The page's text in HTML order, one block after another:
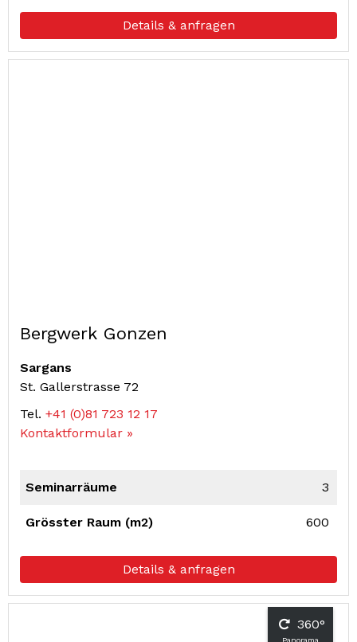
Details & anfragen
Bergwerk Gonzen
Sargans
St. Gallerstrasse 72
Tel. +41 (0)81 723 12 17
Kontaktformular »
Seminarräume 3
Grösster Raum (m2) 600
Details & anfragen
360°